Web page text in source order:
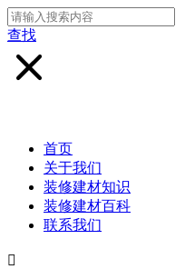
查找
首页
关于我们
装修建材知识
装修建材百科
联系我们
